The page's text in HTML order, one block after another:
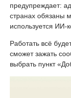
предупреждает:
странах обязаны
используется ИИ-
Работать всё
сможет зажать
выбрать пункт